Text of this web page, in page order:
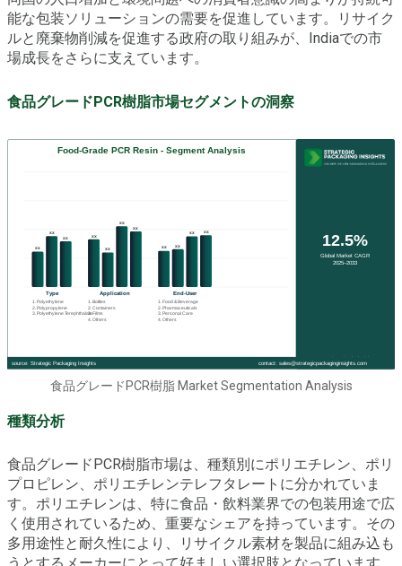
能な包装ソリューションの需要を促進しています。リサイク
ルと廃棄物削減を促進する政府の取り組みが、Indiaでの市
場成長をさらに支えています。
食品グレードPCR樹脂市場セグメントの洞察
食品グレードPCR樹脂 Market Segmentation Analysis
種類分析
食品グレードPCR樹脂市場は、種類別にポリエチレン、ポリ
プロピレン、ポリエチレンテレフタレートに分かれていま
す。ポリエチレンは、特に食品・飲料業界での包装用途で広
く使用されているため、重要なシェアを持っています。その
多用途性と耐久性により、リサイクル素材を製品に組み込も